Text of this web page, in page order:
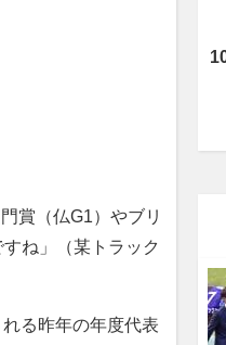
賞（仏G1）やブリ
ね」（某トラック
る昨年の年度代表